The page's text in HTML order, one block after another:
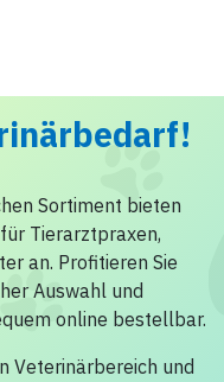
Sortiment bieten
für Tierarztpraxen,
an. Profitieren Sie
Auswahl und
online bestellbar.
Veterinärbereich und